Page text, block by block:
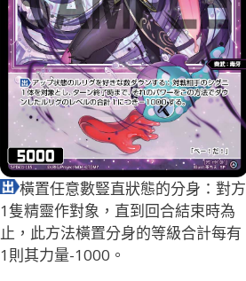
橫置任意數豎直狀態的分身：對方
1隻精靈作對象，直到回合結束時為
止，此方法橫置分身的等級合計每有
1則其力量-1000。